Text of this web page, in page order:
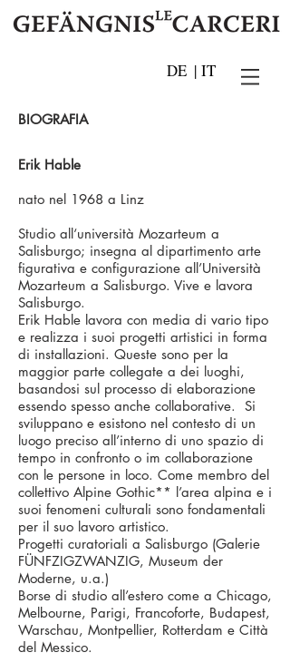
IT
|
DE
BIOGRAFIA
Erik Hable
nato nel 1968 a Linz
Studio all‘università Mozarteum a
Salisburgo; insegna al dipartimento arte
figurativa e configurazione all’Università
Mozarteum a Salisburgo. Vive e lavora
Salisburgo.
Erik Hable lavora con media di vario tipo
e realizza i suoi progetti artistici in forma
di installazioni. Queste sono per la
maggior parte collegate a dei luoghi,
basandosi sul processo di elaborazione
essendo spesso anche collaborative. Si
sviluppano e esistono nel contesto di un
luogo preciso all’interno di uno spazio di
tempo in confronto o im collaborazione
con le persone in loco. Come membro del
collettivo Alpine Gothic** l’area alpina e i
suoi fenomeni culturali sono fondamentali
per il suo lavoro artistico.
Progetti curatoriali a Salisburgo (Galerie
FÜNFZIGZWANZIG, Museum der
Moderne, u.a.)
Borse di studio all’estero come a Chicago,
Melbourne, Parigi, Francoforte, Budapest,
Warschau, Montpellier, Rotterdam e Città
del Messico.